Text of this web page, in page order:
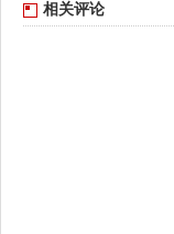
相关评论